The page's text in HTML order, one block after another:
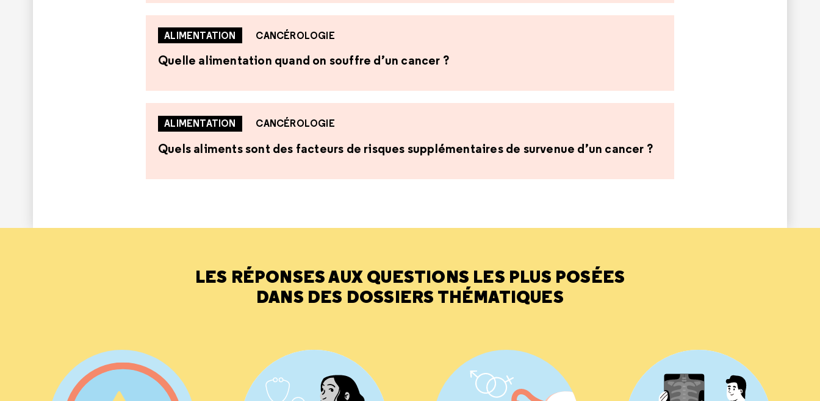
ALIMENTATION CANCÉROLOGIE
Quelle alimentation quand on souffre d’un cancer ?
ALIMENTATION CANCÉROLOGIE
Quels aliments sont des facteurs de risques supplémentaires de survenue d’un cancer ?
LES RÉPONSES AUX QUESTIONS LES PLUS POSÉES
DANS DES DOSSIERS THÉMATIQUES